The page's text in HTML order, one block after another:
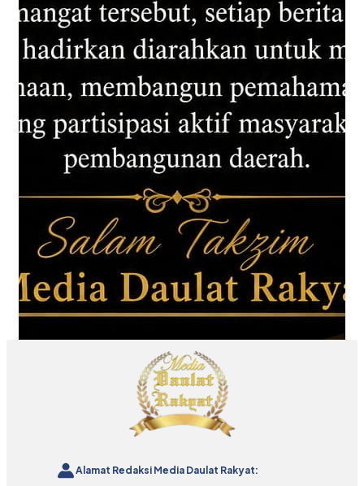
Alamat Redaksi Media Daulat Rakyat: